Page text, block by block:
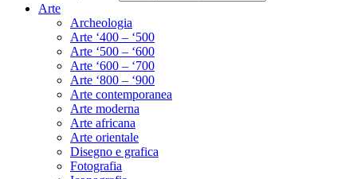
Arte
Archeologia
Arte ‘400 – ‘500
Arte ‘500 – ‘600
Arte ‘600 – ‘700
Arte ‘800 – ‘900
Arte contemporanea
Arte moderna
Arte africana
Arte orientale
Disegno e grafica
Fotografia